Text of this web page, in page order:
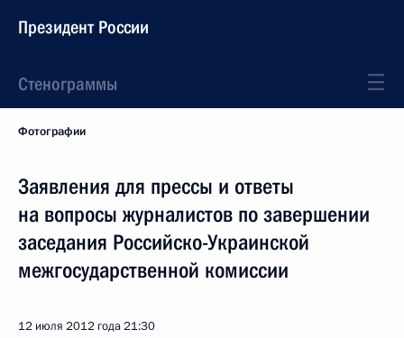
Президент России
Стенограммы
Фотографии
Заявления для прессы и ответы
на вопросы журналистов по завершении
заседания Российско-Украинской
межгосударственной комиссии
12 июля 2012 года21:30